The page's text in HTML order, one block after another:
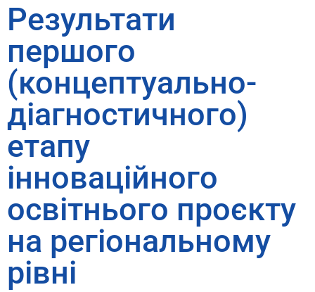
Результати
першого
(концептуально-
діагностичного)
етапу
інноваційного
освітнього проєкту
на регіональному
рівні